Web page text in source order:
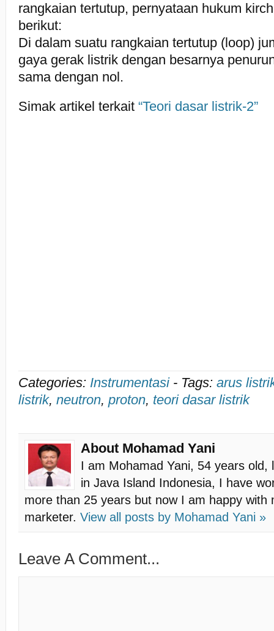
rangkaian tertutup, pernyataan hukum
berikut:
Di dalam suatu rangkaian tertutup (loop)
gaya gerak listrik dengan besarnya
sama dengan nol.
Simak artikel terkait “Teori dasar listrik-2”
Categories: Instrumentasi- Tags: arus
listrik, neutron, proton, teori dasar listrik
About Mohamad Yani
I am Mohamad Yani, 54 years old,
in Java Island Indonesia, I have
more than 25 years but now I am happy with
marketer. View all posts by Mohamad Yani »
Leave A Comment...